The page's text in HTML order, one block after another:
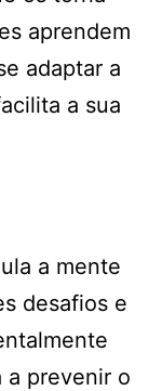
aprendem
adaptar a
a sua
a mente
desafios e
a prevenir o